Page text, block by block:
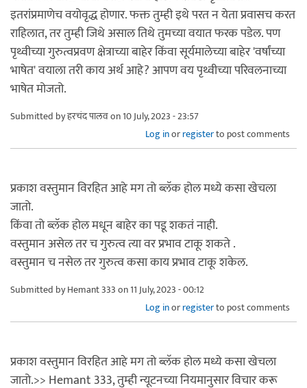
इतरांप्रमाणेच वयोवृद्ध होणार. फक्त तुम्ही इथे परत न येता प्रवासच करत
राहिलात, तर तुम्ही जिथे असाल तिथे तुमच्या वयात फरक पडेल. पण
पृथ्वीच्या गुरुत्वप्रवण क्षेत्राच्या बाहेर किंवा सूर्यमालेच्या बाहेर 'वर्षांच्या
भाषेत' वयाला तरी काय अर्थ आहे? आपण वय पृथ्वीच्या परिवलनाच्या
भाषेत मोजतो.
Submitted byहरचंद पालवon 10 July, 2023 - 23:57
Log inorregisterto post comments
प्रकाश वस्तुमान विरहित आहे मग तो ब्लॅक होल मध्ये कसा खेचला
जातो.
किंवा तो ब्लॅक होल मधून बाहेर का पडू शकतं नाही.
वस्तुमान असेल तर च गुरुत्व त्या वर प्रभाव टाकू शकते .
वस्तुमान च नसेल तर गुरुत्व कसा काय प्रभाव टाकू शकेल.
Submitted byHemant 333on 11 July, 2023 - 00:12
Log inorregisterto post comments
प्रकाश वस्तुमान विरहित आहे मग तो ब्लॅक होल मध्ये कसा खेचला
जातो.>> Hemant 333, तुम्ही न्यूटनच्या नियमानुसार विचार करू